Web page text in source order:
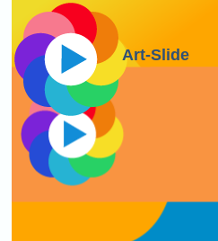
Art-Slide